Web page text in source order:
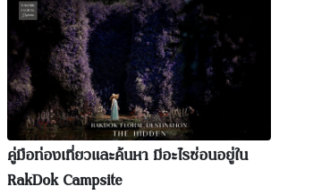
คู่มือท่องเที่ยวและค้นหา มีอะไรซ่อนอยู่ใน
RakDok Campsite